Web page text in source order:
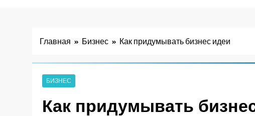
Главная Бизнес Как придумывать бизнес идеи
БИЗНЕС
Как придумывать